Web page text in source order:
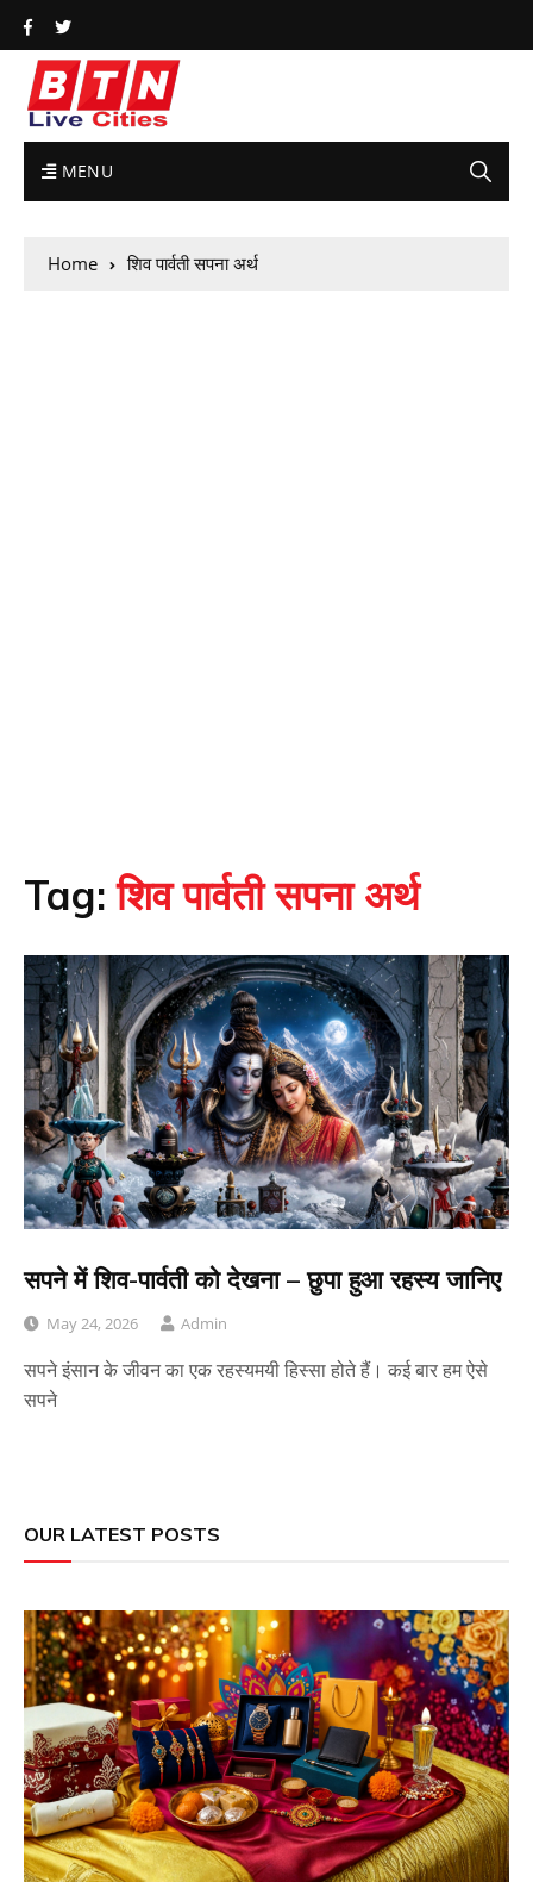
MENU
Home शिव पार्वती सपना अर्थ
Tag:शिव पार्वती सपना अर्थ
सपने में शिव-पार्वती को देखना – छुपा हुआ रहस्य जानिए
May 24, 2026 Admin
सपने इंसान के जीवन का एक रहस्यमयी हिस्सा होते हैं। कई बार हम ऐसे
सपने
OUR LATEST POSTS